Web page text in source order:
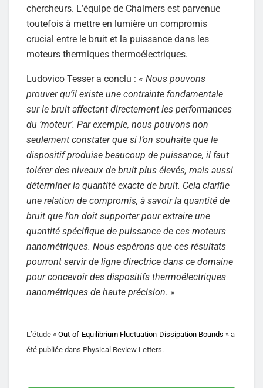
chercheurs. L’équipe de Chalmers est parvenue
toutefois à mettre en lumière un compromis
crucial entre le bruit et la puissance dans les
moteurs thermiques thermoélectriques.
Ludovico Tesser a conclu : « Nous pouvons
prouver qu’il existe une contrainte fondamentale
sur le bruit affectant directement les performances
du ‘moteur’. Par exemple, nous pouvons non
seulement constater que si l’on souhaite que le
dispositif produise beaucoup de puissance, il faut
tolérer des niveaux de bruit plus élevés, mais aussi
déterminer la quantité exacte de bruit. Cela clarifie
une relation de compromis, à savoir la quantité de
bruit que l’on doit supporter pour extraire une
quantité spécifique de puissance de ces moteurs
nanométriques. Nous espérons que ces résultats
pourront servir de ligne directrice dans ce domaine
pour concevoir des dispositifs thermoélectriques
nanométriques de haute précision. »
L’étude « Out-of-Equilibrium Fluctuation-Dissipation Bounds » a
été publiée dans Physical Review Letters.